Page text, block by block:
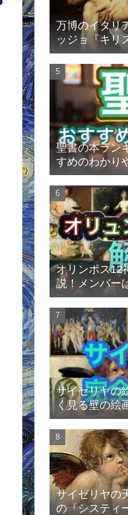
万博のイタリ
ッジョ『キリ
聖書の本ラン
すめのわかり
オリンポス12
説！メンバー
サイゼリヤの
く見る壁の絵
サイゼリヤの
の『システィ